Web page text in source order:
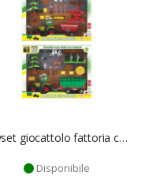
Playset giocattolo fattoria con accessori - Mazzeo Giocattoli
Disponibile